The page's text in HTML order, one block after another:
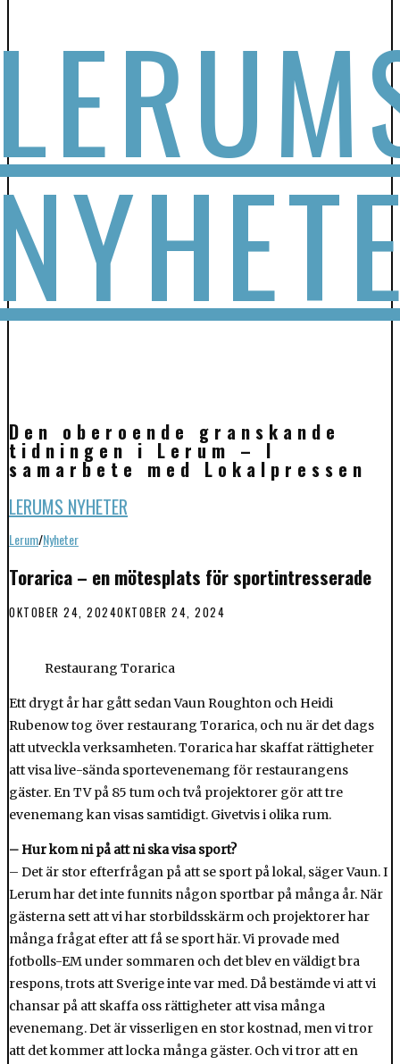
Den oberoende granskande
tidningen i Lerum – I
samarbete med Lokalpressen
LERUMS NYHETER
Lerum/Nyheter
Torarica – en mötesplats för sportintresserade
OKTOBER 24, 2024OKTOBER 24, 2024
Restaurang Torarica
Ett drygt år har gått sedan Vaun Roughton och Heidi
Rubenow tog över restaurang Torarica, och nu är det dags
att utveckla verksamheten. Torarica har skaffat rättigheter
att visa live-sända sportevenemang för restaurangens
gäster. En TV på 85 tum och två projektorer gör att tre
evenemang kan visas samtidigt. Givetvis i olika rum.
– Hur kom ni på att ni ska visa sport?
– Det är stor efterfrågan på att se sport på lokal, säger Vaun. I
Lerum har det inte funnits någon sportbar på många år. När
gästerna sett att vi har storbildsskärm och projektorer har
många frågat efter att få se sport här. Vi provade med
fotbolls-EM under sommaren och det blev en väldigt bra
respons, trots att Sverige inte var med. Då bestämde vi att vi
chansar på att skaffa oss rättigheter att visa många
evenemang. Det är visserligen en stor kostnad, men vi tror
att det kommer att locka många gäster. Och vi tror att en